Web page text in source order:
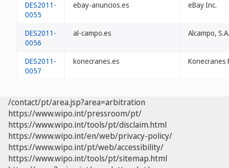
DES2011-
0055
ebay-anuncios.es eBay Inc.
DES2011-
0056
al-campo.es Alcampo, S.A.
DES2011-
0057
konecranes.es Konecranes
/contact/pt/area.jsp?area=arbitration
https://www.wipo.int/pressroom/pt/
https://www.wipo.int/tools/pt/disclaim.html
https://www.wipo.int/en/web/privacy-policy/
https://www.wipo.int/pt/web/accessibility/
https://www.wipo.int/tools/pt/sitemap.html